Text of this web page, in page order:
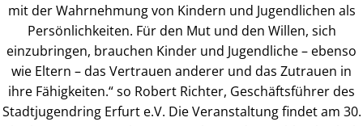
mit der Wahrnehmung von Kindern und Jugendlichen als
Persönlichkeiten. Für den Mut und den Willen, sich
einzubringen, brauchen Kinder und Jugendliche – ebenso
wie Eltern – das Vertrauen anderer und das Zutrauen in
ihre Fähigkeiten.“ so Robert Richter, Geschäftsführer des
Stadtjugendring Erfurt e.V. Die Veranstaltung findet am 30.